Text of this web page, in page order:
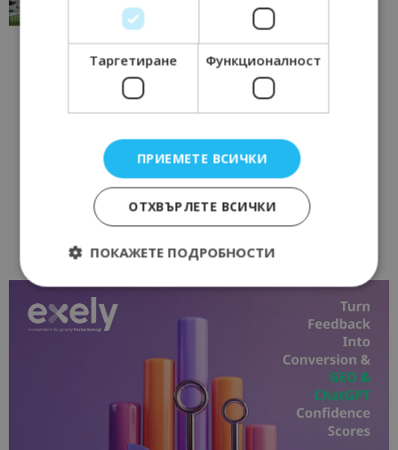
Перник
Таргетиране Функционалност
ПРИЕМЕТЕ ВСИЧКИ
ОТХВЪРЛЕТЕ ВСИЧКИ
ПОКАЖЕТЕ ПОДРОБНОСТИ
Строго необходимо
Строго необходимите бисквитки позволяват
основната функционалност на уебсайта, като
потребителско влизане и управление на
акаунта. Уебсайтът не може да се използва